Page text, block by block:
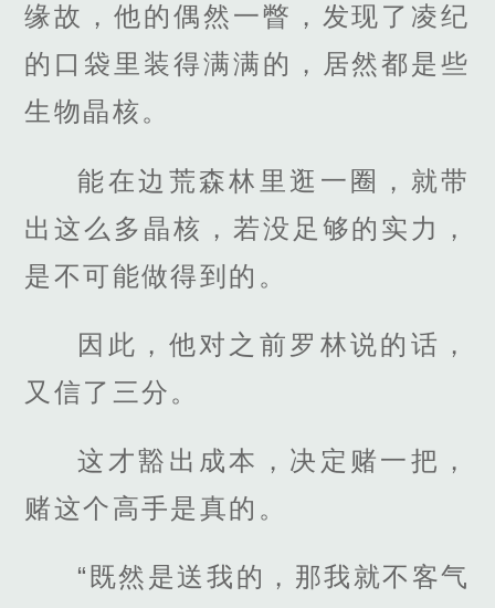
缘故，他的偶然一瞥，发现了凌纪
的口袋里装得满满的，居然都是些
生物晶核。
能在边荒森林里逛一圈，就带
出这么多晶核，若没足够的实力，
是不可能做得到的。
因此，他对之前罗林说的话，
又信了三分。
这才豁出成本，决定赌一把，
赌这个高手是真的。
“既然是送我的，那我就不客气